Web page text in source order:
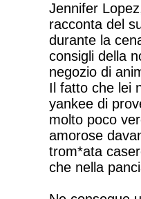
Jennifer
racconta del
durante la
consigli della
negozio di
Il fatto che lei
yankee di
molto poco
amorose
trom*ata
che nella